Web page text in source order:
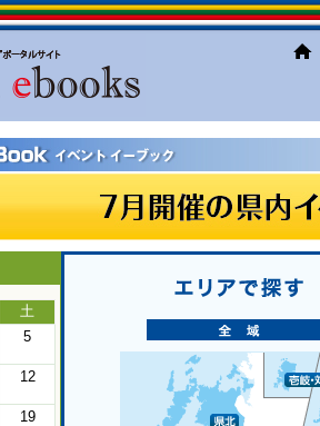
土
5
12
19